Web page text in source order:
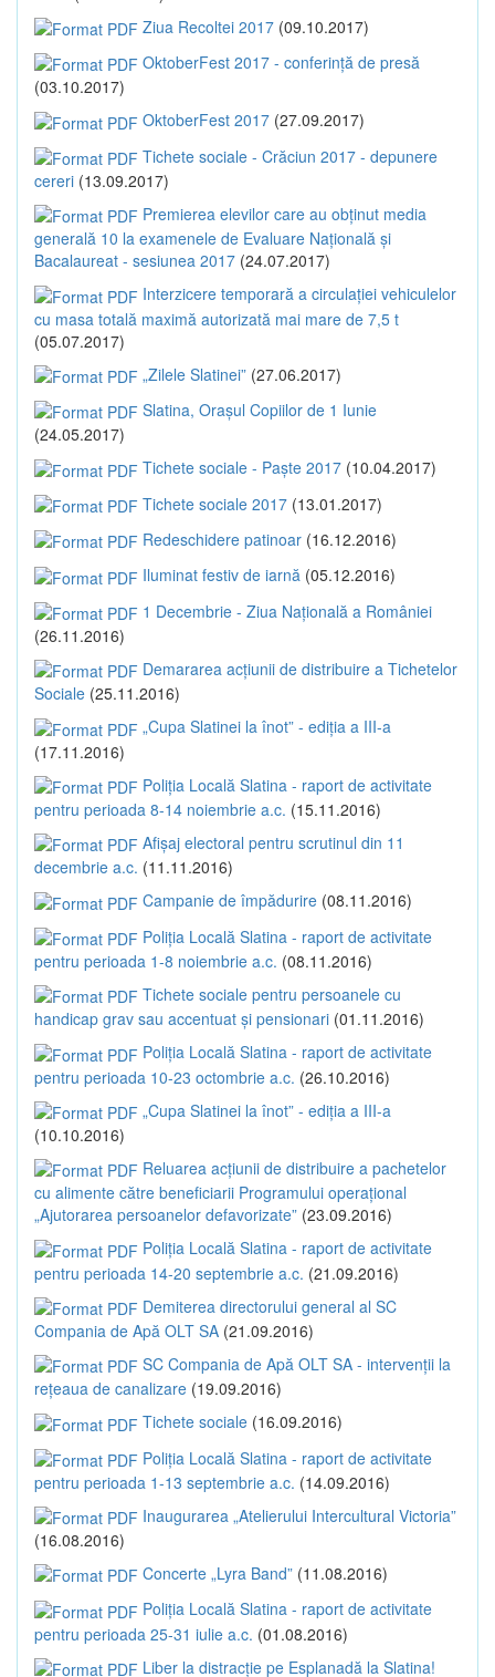
Ziua Recoltei 2017 (09.10.2017)
OktoberFest 2017 - conferință de presă
(03.10.2017)
OktoberFest 2017 (27.09.2017)
Tichete sociale - Crăciun 2017 - depunere
cereri (13.09.2017)
Premierea elevilor care au obținut media
generală 10 la examenele de Evaluare Națională și
Bacalaureat - sesiunea 2017 (24.07.2017)
Interzicere temporară a circulației vehiculelor
cu masa totală maximă autorizată mai mare de 7,5 t
(05.07.2017)
„Zilele Slatinei” (27.06.2017)
Slatina, Orașul Copiilor de 1 Iunie
(24.05.2017)
Tichete sociale - Paște 2017 (10.04.2017)
Tichete sociale 2017 (13.01.2017)
Redeschidere patinoar (16.12.2016)
Iluminat festiv de iarnă (05.12.2016)
1 Decembrie - Ziua Națională a României
(26.11.2016)
Demararea acțiunii de distribuire a Tichetelor
Sociale (25.11.2016)
„Cupa Slatinei la înot” - ediția a III-a
(17.11.2016)
Poliția Locală Slatina - raport de activitate
pentru perioada 8-14 noiembrie a.c. (15.11.2016)
Afișaj electoral pentru scrutinul din 11
decembrie a.c. (11.11.2016)
Campanie de împădurire (08.11.2016)
Poliția Locală Slatina - raport de activitate
pentru perioada 1-8 noiembrie a.c. (08.11.2016)
Tichete sociale pentru persoanele cu
handicap grav sau accentuat și pensionari (01.11.2016)
Poliția Locală Slatina - raport de activitate
pentru perioada 10-23 octombrie a.c. (26.10.2016)
„Cupa Slatinei la înot” - ediția a III-a
(10.10.2016)
Reluarea acțiunii de distribuire a pachetelor
cu alimente către beneficiarii Programului operațional
„Ajutorarea persoanelor defavorizate” (23.09.2016)
Poliția Locală Slatina - raport de activitate
pentru perioada 14-20 septembrie a.c. (21.09.2016)
Demiterea directorului general al SC
Compania de Apă OLT SA (21.09.2016)
SC Compania de Apă OLT SA - intervenții la
rețeaua de canalizare (19.09.2016)
Tichete sociale (16.09.2016)
Poliția Locală Slatina - raport de activitate
pentru perioada 1-13 septembrie a.c. (14.09.2016)
Inaugurarea „Atelierului Intercultural Victoria”
(16.08.2016)
Concerte „Lyra Band” (11.08.2016)
Poliția Locală Slatina - raport de activitate
pentru perioada 25-31 iulie a.c. (01.08.2016)
Liber la distracție pe Esplanadă la Slatina!